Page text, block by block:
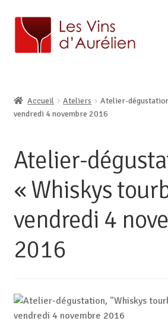
BOUTIQUE EN LIGNE
Accueil Ateliers
Atelier-
vendredi 4 novembre 2016
Atelier-
« Whiskys
vendredi 4
2016